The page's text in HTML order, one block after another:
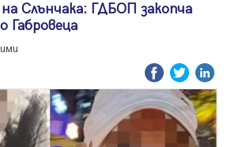
Слънчака: ГДБОП закопча
Габровеца